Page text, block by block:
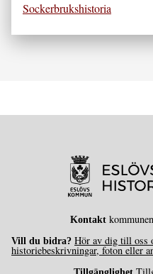
Sockerbrukshistoria
Kontakt
Vill du bidra? Hör av dig till oss
historiebeskrivningar, foton eller